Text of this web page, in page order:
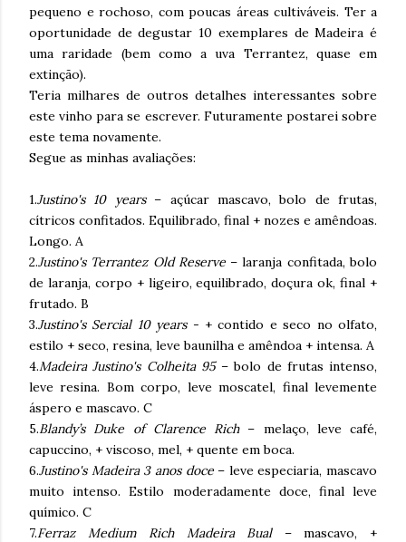
pequeno e rochoso, com poucas áreas cultiváveis. Ter a
oportunidade de degustar 10 exemplares de Madeira é
uma raridade (bem como a uva Terrantez, quase em
extinção).
Teria milhares de outros detalhes interessantes sobre
este vinho para se escrever. Futuramente postarei sobre
este tema novamente.
Segue as minhas avaliações:
1.Justino's 10 years– açúcar mascavo, bolo de frutas,
cítricos confitados. Equilibrado, final + nozes e amêndoas.
Longo. A
2.Justino's Terrantez Old Reserve– laranja confitada, bolo
de laranja, corpo + ligeiro, equilibrado, doçura ok, final +
frutado. B
3.Justino's Sercial 10 years- + contido e seco no olfato,
estilo + seco, resina, leve baunilha e amêndoa + intensa. A
4.Madeira Justino's Colheita 95– bolo de frutas intenso,
leve resina. Bom corpo, leve moscatel, final levemente
áspero e mascavo. C
5.Blandy’s Duke of Clarence Rich– melaço, leve café,
capuccino, + viscoso, mel, + quente em boca.
6.Justino's Madeira 3 anos doce– leve especiaria, mascavo
muito intenso. Estilo moderadamente doce, final leve
químico. C
7.Ferraz Medium Rich Madeira Bual– mascavo, +